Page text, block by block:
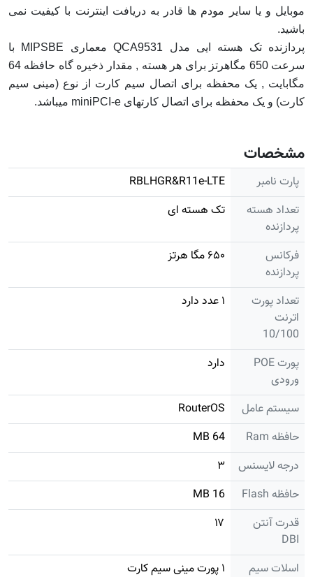
موبایل و یا سایر مودم ها قادر به دریافت اینترنت با کیفیت نمی
باشید.
پردازنده تک هسته ایی مدل QCA9531 معماری MIPSBE با
سرعت 650 مگاهرتز برای هر هسته , مقدار ذخیره گاه حافظه 64
مگابایت , یک محفظه برای اتصال سیم کارت از نوع (مینی سیم
کارت) و یک محفظه برای اتصال کارتهای miniPCI-e میباشد.
مشخصات
پارت نامبر
RBLHGR&R11e-LTE
تعداد هسته
پردازنده
تک هسته ای
فرکانس
پردازنده
۶۵۰ مگا هرتز
تعداد پورت
اترنت
10/100
۱ عدد دارد
پورت POE
ورودی
دارد
سیستم عامل
RouterOS
حافظه Ram
64 MB
درجه لایسنس
۳
حافظه Flash
16 MB
قدرت آنتن
DBI
۱۷
اسلات سیم
۱ پورت مینی سیم کارت